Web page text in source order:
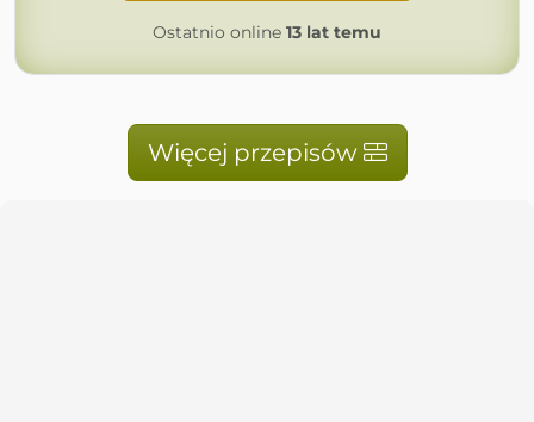
Ostatnio online 13 lat temu
Więcej przepisów